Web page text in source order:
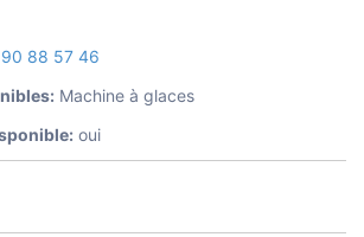
88 57 46
Machine à glaces
oui